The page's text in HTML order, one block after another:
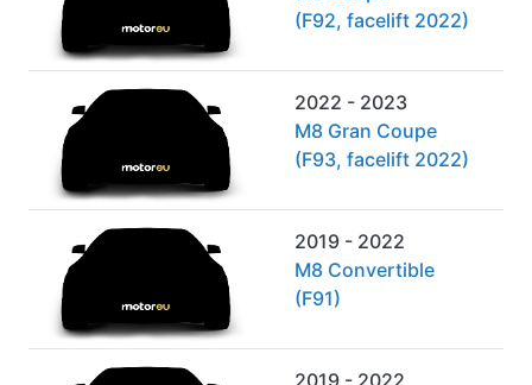
(F92, facelift 2022)
2022 - 2023
M8 Gran Coupe
(F93, facelift 2022)
2019 - 2022
M8 Convertible
(F91)
2019 - 2022